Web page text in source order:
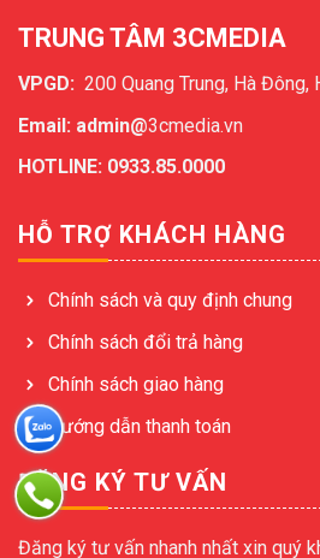
TRUNG TÂM 3CMEDIA
VPGD: 200 Quang Trung, Hà Đông,
Email: admin@3cmedia.vn
HOTLINE: 0933.85.0000
HỖ TRỢ KHÁCH HÀNG
Chính sách và quy định chung
Chính sách đổi trả hàng
Chính sách giao hàng
Hướng dẫn thanh toán
ĐĂNG KÝ TƯ VẤN
Đăng ký tư vấn nhanh nhất xin quý